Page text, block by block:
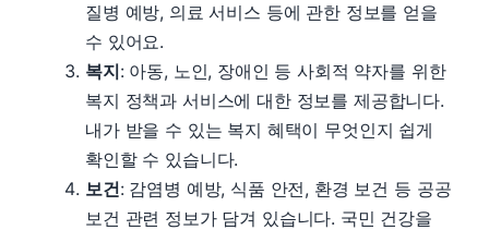
질병 예방, 의료 서비스 등에 관한 정보를 얻을
수 있어요.
복지: 아동, 노인, 장애인 등 사회적 약자를 위한
복지 정책과 서비스에 대한 정보를 제공합니다.
내가 받을 수 있는 복지 혜택이 무엇인지 쉽게
확인할 수 있습니다.
보건: 감염병 예방, 식품 안전, 환경 보건 등 공공
보건 관련 정보가 담겨 있습니다. 국민 건강을